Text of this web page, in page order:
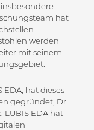
hat
werden
mit seinem
EDA, hat dieses
gegründet, Dr.
LUBIS EDA hat